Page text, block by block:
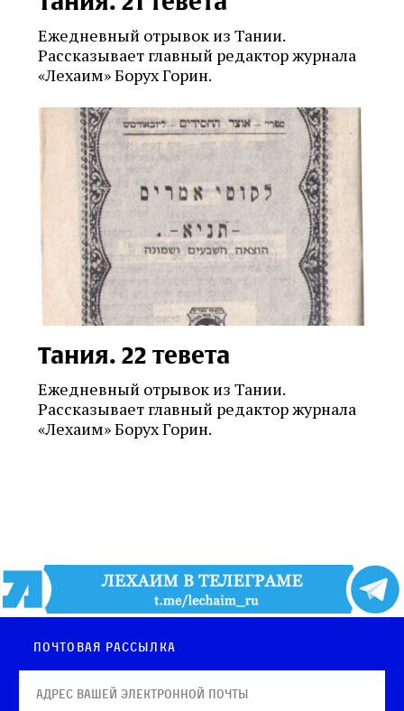
Ежедневный отрывок из Тании.
Рассказывает главный редактор журнала
«Лехаим» Борух Горин.
Тания. 22 тевета
Ежедневный отрывок из Тании.
Рассказывает главный редактор журнала
«Лехаим» Борух Горин.
Почтовая рассылка